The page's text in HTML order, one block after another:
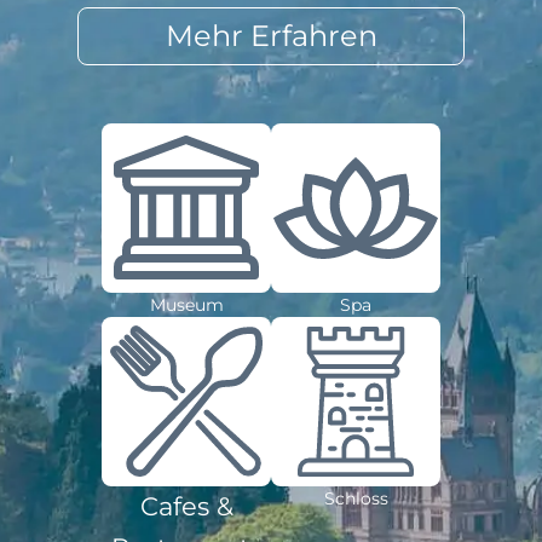
Mehr Erfahren
Museum Spa
Cafes &
Schloss